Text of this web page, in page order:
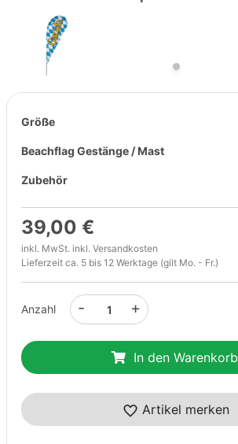
Größe
Beachflag Gestänge / Mast
Zubehör
39,00 €
inkl. MwSt. inkl. Versandkosten
Lieferzeit ca. 5 bis 12 Werktage (gilt Mo. - Fr.)
Anzahl +
-
In den Warenkorb
Artikel merken